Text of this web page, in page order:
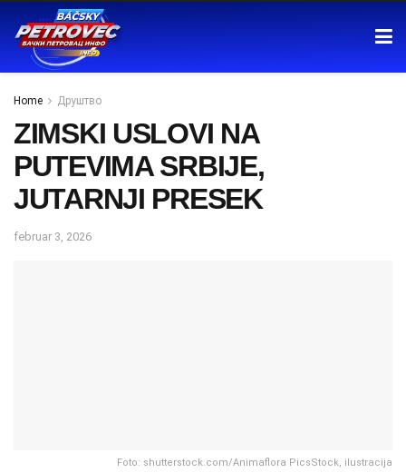
Home Друштво
ZIMSKI USLOVI NA
PUTEVIMA SRBIJE,
JUTARNJI PRESEK
februar 3, 2026
Foto: shutterstock.com/Animaflora PicsStock, ilustracija